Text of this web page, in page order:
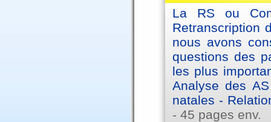
La RS ou
Retranscription
nous avons
questions des
les plus
Analyse des
natales -
- 45 pages env.